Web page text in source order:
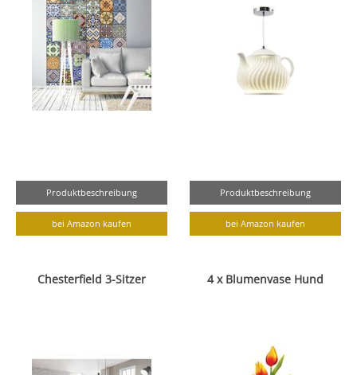
Produktbeschreibung
bei Amazon kaufen
Produktbeschreibung
bei Amazon kaufen
Chesterfield 3-Sitzer 4 x Blumenvase Hund